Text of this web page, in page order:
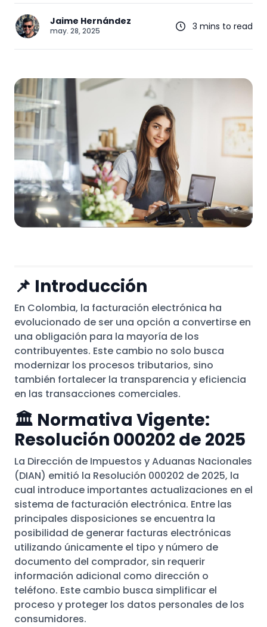
Jaime Hernández
may. 28, 2025 3 mins to read
📌 Introducción
En Colombia, la facturación electrónica ha
evolucionado de ser una opción a convertirse en
una obligación para la mayoría de los
contribuyentes. Este cambio no solo busca
modernizar los procesos tributarios, sino
también fortalecer la transparencia y eficiencia
en las transacciones comerciales.
🏛️ Normativa Vigente:
Resolución 000202 de 2025
La Dirección de Impuestos y Aduanas Nacionales
(DIAN) emitió la Resolución 000202 de 2025, la
cual introduce importantes actualizaciones en el
sistema de facturación electrónica. Entre las
principales disposiciones se encuentra la
posibilidad de generar facturas electrónicas
utilizando únicamente el tipo y número de
documento del comprador, sin requerir
información adicional como dirección o
teléfono. Este cambio busca simplificar el
proceso y proteger los datos personales de los
consumidores.